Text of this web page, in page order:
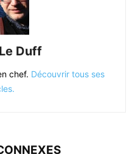
Duff
chef. Découvrir tous ses